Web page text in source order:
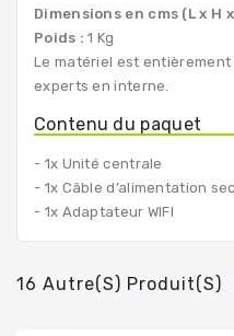
Dimensions en cms (L x H
Poids :1 Kg
Le matériel est
experts en interne.
Contenu du paquet
- 1x Unité centrale
- 1x Câble d’alimentation
- 1x Adaptateur WIFI
16 Autre(s) Produit(s)